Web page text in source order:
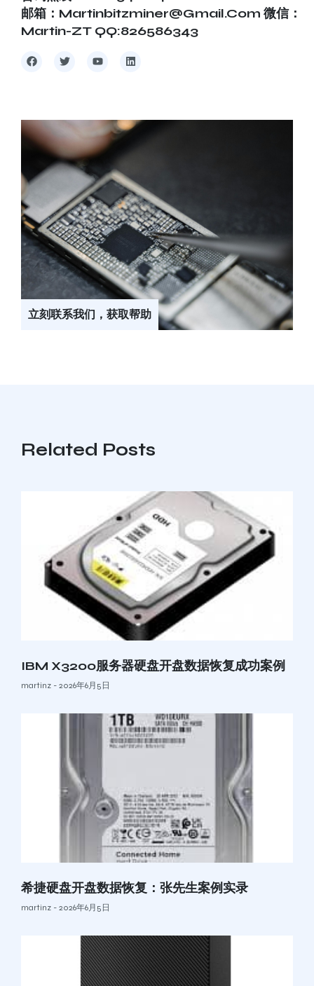
邮箱：martinbitzminer@gmail.com 微信：
Martin-ZT QQ:826586343
立刻联系我们，获取帮助
Related Posts
IBM X3200服务器硬盘开盘数据恢复成功案例
martinz 2026年6月5日
希捷硬盘开盘数据恢复：张先生案例实录
martinz 2026年6月5日